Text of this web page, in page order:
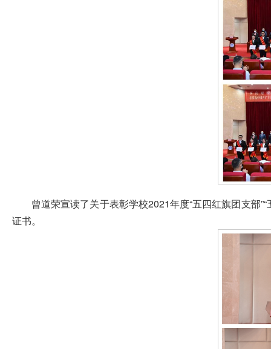
曾道荣宣读了关于表彰学校2021年度“五四红旗团支部
证书。